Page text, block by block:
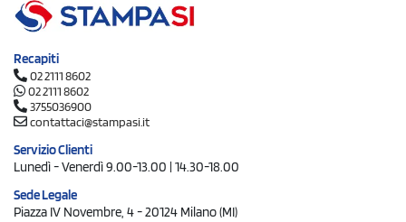
Recapiti
02 2111 8602
02 2111 8602
3755036900
contattaci@stampasi.it
Servizio Clienti
Lunedì - Venerdì 9.00-13.00 | 14.30-18.00
Sede Legale
Piazza IV Novembre, 4 - 20124 Milano (MI)